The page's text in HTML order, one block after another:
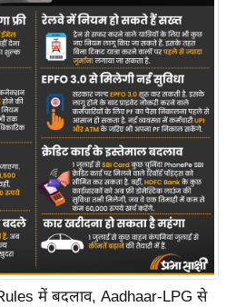
में बदलाव, Aadhaar-LPG से